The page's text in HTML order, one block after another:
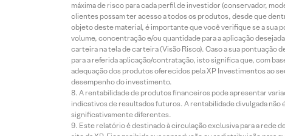
máxima de risco para cada perfil de investidor (conservador,
clientes possam ter acesso a todos os produtos, desde que
objeto deste material, é importante que você verifique se a sua
volume, concentração e/ou quantidade para a aplicação
carteira na tela de carteira (Visão Risco). Caso a sua
para a referida aplicação/contratação, isto significa que, com
adequação dos produtos oferecidos pela XP Investimentos ao
desempenho do investimento.
A rentabilidade de produtos financeiros pode apresentar
indicativos de resultados futuros. A rentabilidade divulgada não
significativamente diferentes.
Este relatório é destinado à circulação exclusiva para a rede